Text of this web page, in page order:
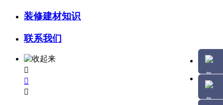
装修建材知识
联系我们


